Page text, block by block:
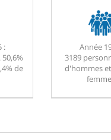
:
de
Année
3189
d'hommes